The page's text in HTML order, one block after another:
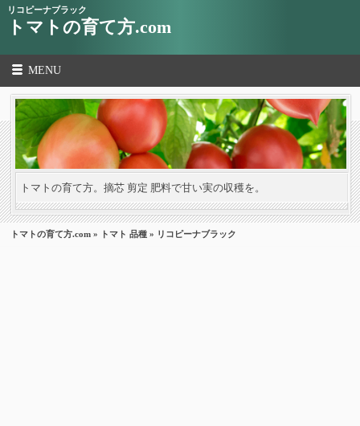
リコピーナブラック
トマトの育て方.com
MENU
トマトの育て方。摘芯 剪定 肥料で甘い実の収穫を。
トマトの育て方.com » トマト 品種 » リコピーナブラック